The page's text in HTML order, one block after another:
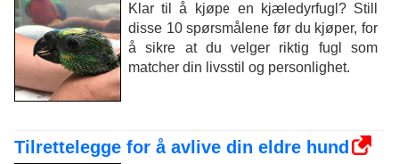
t
i
o
Klar til å kjøpe en kjæledyrfugl? Still
disse 10 spørsmålene før du kjøper, for
å sikre at du velger riktig fugl som
matcher din livsstil og personlighet.
Tilrettelegge for å avlive din eldre hund